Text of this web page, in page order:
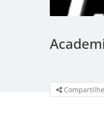
Compartilhe